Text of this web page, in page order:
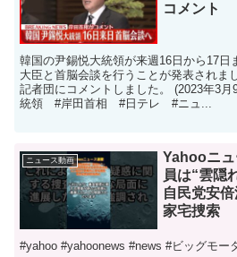
コメント
韓国の尹錫悦大統領が来週16日から17日
大臣と首脳会談を行うことが発表されま
記者団にコメントしました。 (2023年3
統領 #岸田首相 #日テレ #ニュ...
ニュース動画
Yahooニ
員は“雲隠
自民党安
家宅捜索
#yahoo #yahoonews #news #ビッグモー